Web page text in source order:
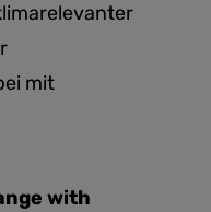
mit
with